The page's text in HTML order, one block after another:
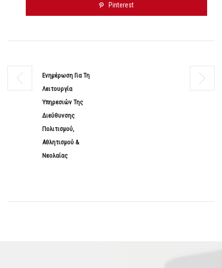
Pinterest
Ενημέρωση Για Τη
Λειτουργία
Υπηρεσιών Της
Διεύθυνσης
Πολιτισμού,
Αθλητισμού &
Νεολαίας